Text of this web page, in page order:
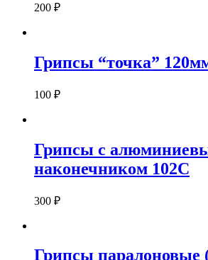
200 ₽
Грипсы “точка”
100 ₽
Грипсы с
наконечником 102С
300 ₽
Грипсы паралоновые